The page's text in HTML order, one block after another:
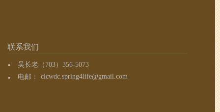
联系我们
吴长老（703）356-5073
电邮：
clcwdc.spring4life@gmail.com